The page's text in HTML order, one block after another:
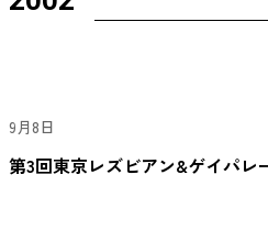
9月8日
第3回東京レズビアン&ゲイパレ